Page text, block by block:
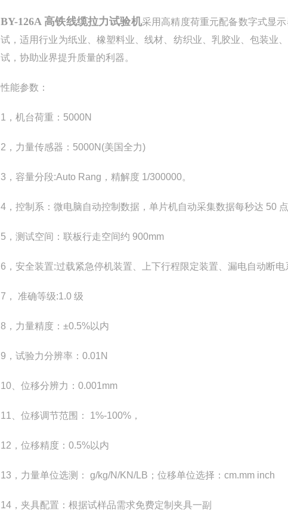
BY-126A 高铁线缆拉力试验机采用高精度荷重元配备数字式显
试，适用行业为纸业、橡塑料业、线材、纺织业、乳胶业、包装业
试，协助业界提升质量的利器。
性能参数：
1，机台荷重：5000N
2，力量传感器：5000N(美国全力)
3，容量分段:Auto Rang，精解度 1/300000。
4，控制系：微电脑自动控制数据，单片机自动采集数据每秒达 50 点
5，测试空间：联板行走空间约 900mm
6，安全装置:过载紧急停机装置、上下行程限定装置、漏电自动断
7， 准确等级:1.0 级
8，力量精度：±0.5%以内
9，试验力分辨率：0.01N
10、位移分辨力：0.001mm
11、位移调节范围： 1%-100%，
12，位移精度：0.5%以内
13，力量单位选测： g/kg/N/KN/LB；位移单位选择：cm.mm inch
14，夹具配置：根据试样品需求免费定制夹具一副